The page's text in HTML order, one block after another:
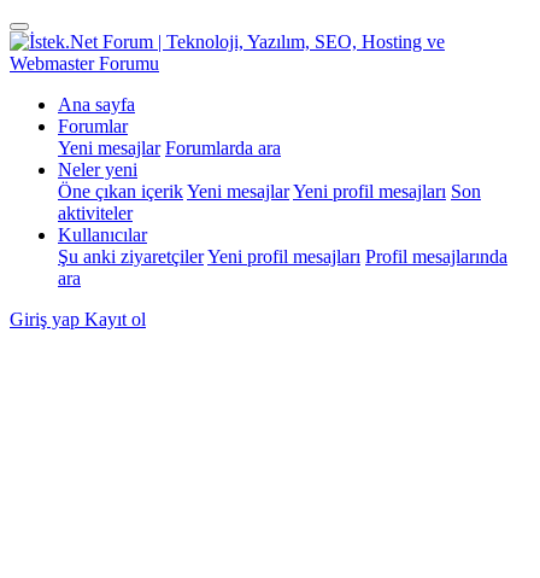
Ana sayfa
Forumlar
Yeni mesajlar Forumlarda ara
Neler yeni
Öne çıkan içerikYeni mesajlarYeni profil mesajları Son
aktiviteler
Kullanıcılar
Şu anki ziyaretçilerYeni profil mesajları Profil mesajlarında
ara
Giriş yap Kayıt ol